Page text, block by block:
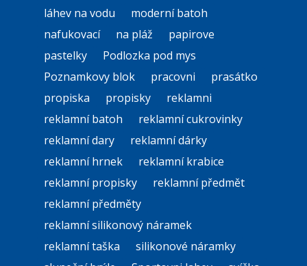
láhev na vodu
moderní batoh
nafukovací
na pláž
papirove
pastelky
Podlozka pod mys
Poznamkovy blok
pracovni
prasátko
propiska
propisky
reklamni
reklamní batoh
reklamní cukrovinky
reklamní dary
reklamní dárky
reklamní hrnek
reklamní krabice
reklamní propisky
reklamní předmět
reklamní předměty
reklamní silikonový náramek
reklamní taška
silikonové náramky